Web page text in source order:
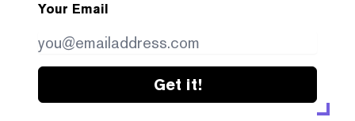
Your Email
Get it!